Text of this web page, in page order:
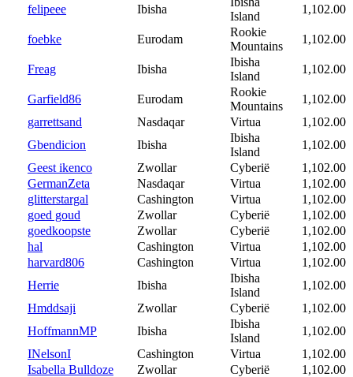
felipeee Ibisha
Island
1,102.00
foebke Eurodam
Rookie
Mountains
1,102.00
Freag Ibisha
Ibisha
Island
1,102.00
Garfield86 Eurodam
Rookie
Mountains
1,102.00
garrettsand
Nasdaqar Virtua
1,102.00
Gbendicion
Ibisha
Ibisha
Island
1,102.00
Geest ikenco
Zwollar Cyberië
1,102.00
GermanZeta
Nasdaqar Virtua
1,102.00
glitterstargal
Cashington Virtua
1,102.00
goed goud
Zwollar Cyberië
1,102.00
goedkoopste
Zwollar Cyberië
1,102.00
hal
Cashington Virtua
1,102.00
harvard806
Cashington Virtua
1,102.00
Herrie
Ibisha
Ibisha
Island
1,102.00
Hmddsaji
Zwollar Cyberië
1,102.00
HoffmannMP
Ibisha
Ibisha
Island
1,102.00
INelsonI
Cashington Virtua
1,102.00
Isabella Bulldoze
Zwollar Cyberië
1,102.00